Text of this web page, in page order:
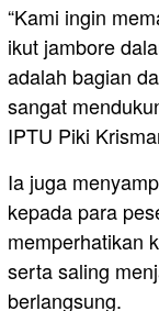
“Kami ingin
ikut jambore
adalah bagian
sangat
IPTU Piki
Ia juga
kepada para
memperhatikan
serta saling
berlangsung.